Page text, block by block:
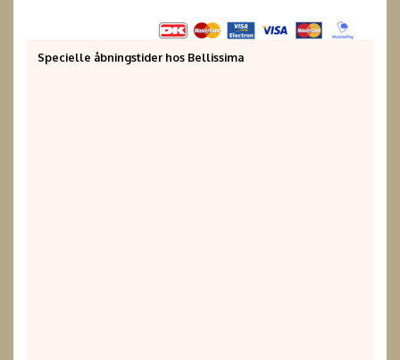
Specielle åbningstider hos Bellissima